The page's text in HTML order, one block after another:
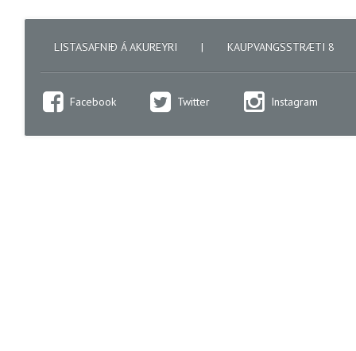
LISTASAFNIÐ Á AKUREYRI | KAUPVANGSSTRÆTI 8
Facebook Twitter Instagram